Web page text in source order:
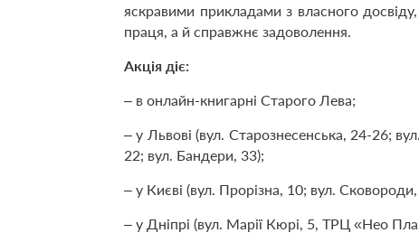
яскравими прикладами з власного
праця, а й справжнє задоволення.
Акція діє:
– в онлайн-книгарні Старого Лева;
– у Львові (вул. Старознесенська, 24-26;
22; вул. Бандери, 33);
– у Києві (вул. Прорізна, 10; вул. Сковороди,
– у Дніпрі (вул. Марії Кюрі, 5, ТРЦ «Нео